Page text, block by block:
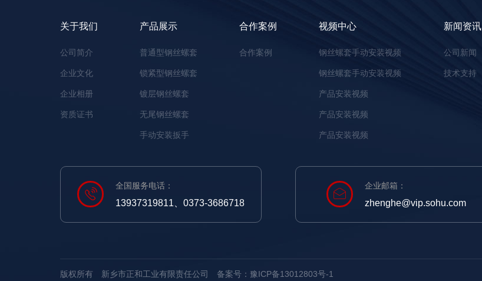
关于我们
公司简介
企业文化
企业相册
资质证书
产品展示
普通型钢丝螺套
锁紧型钢丝螺套
镀层钢丝螺套
无尾钢丝螺套
手动安装扳手
合作案例
合作案例
视频中心
钢丝螺套手动安装视频
钢丝螺套手动安装视频
产品安装视频
产品安装视频
产品安装视频
新闻资讯
公司新闻
技术支持
全国服务电话：
13937319811、0373-3686718
企业邮箱：
zhenghe@vip.sohu.com
版权所有 新乡市正和工业有限责任公司 备案号：豫ICP备13012803号-1